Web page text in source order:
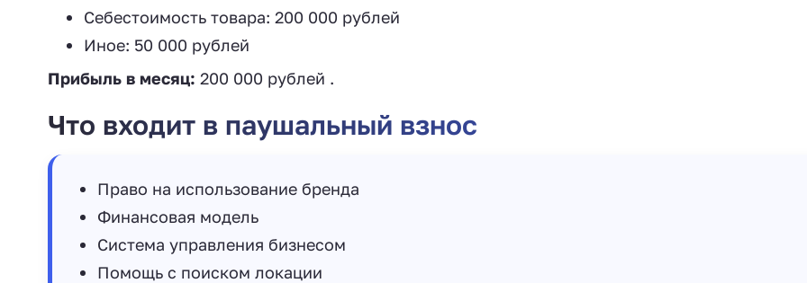
Себестоимость товара: 200 000 рублей
Иное: 50 000 рублей
Прибыль в месяц: 200 000 рублей .
Что входит в паушальный взнос
Право на использование бренда
Финансовая модель
Система управления бизнесом
Помощь с поиском локации